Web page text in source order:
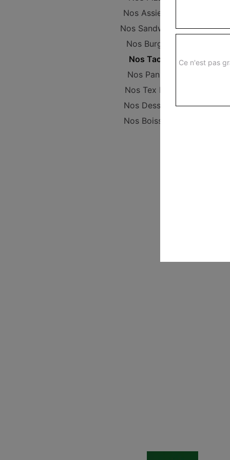
Nos Assiettes
Nos Sandwichs
Nos Burgers
Nos Tacos
Nos Paninis
Nos Tex Mex
Nos Desserts
Nos Boissons
Ce n'est pas